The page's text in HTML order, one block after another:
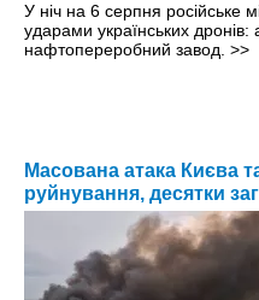
У ніч на 6 серпня російське
ударами українських дронів:
нафтопереробний завод. >>
Масована атака Києва
руйнування, десятки